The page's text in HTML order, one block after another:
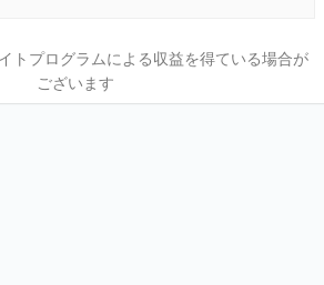
トプログラムによる収益を得ている場合が
ございます